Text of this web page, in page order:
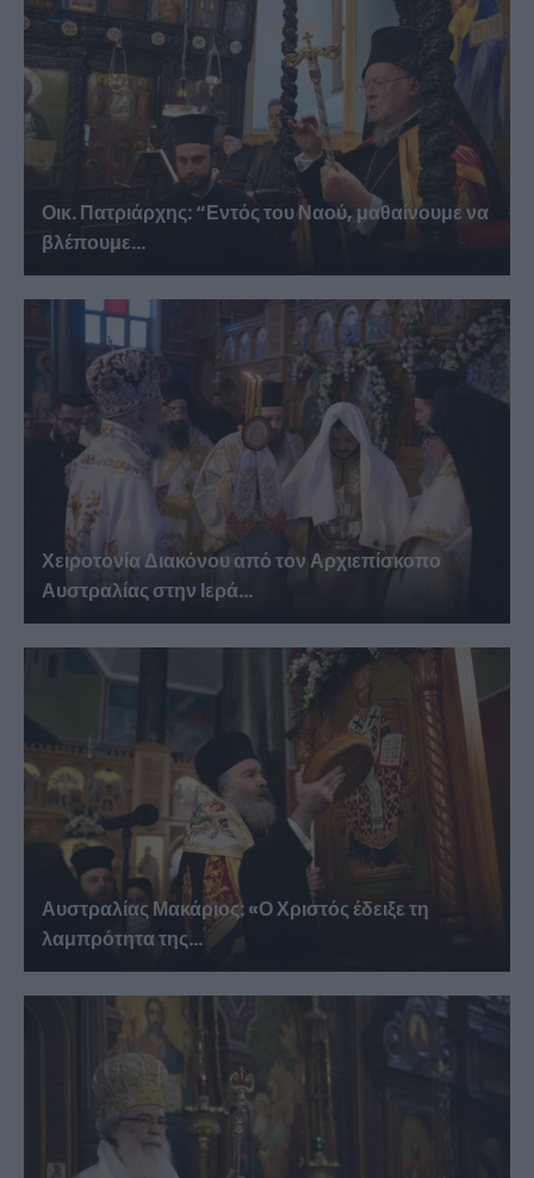
Οικ. Πατριάρχης: “Εντός του Ναού, μαθαίνουμε να
βλέπουμε...
Χειροτονία Διακόνου από τον Αρχιεπίσκοπο
Αυστραλίας στην Ιερά...
Αυστραλίας Μακάριος: «Ο Χριστός έδειξε τη
λαμπρότητα της...